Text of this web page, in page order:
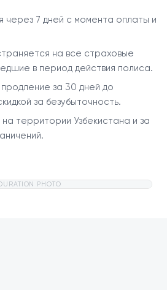
через 7 дней с момента оплаты и
на все страховые
в период действия полиса.
за 30 дней до
за безубыточность.
территории Узбекистана и за
PHOTO